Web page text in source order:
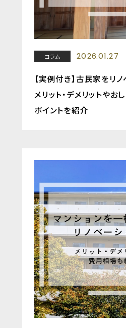
コラム 2026.01.27
【実例付き】古民家をリノ
メリット・デメリットやお
ポイントを紹介